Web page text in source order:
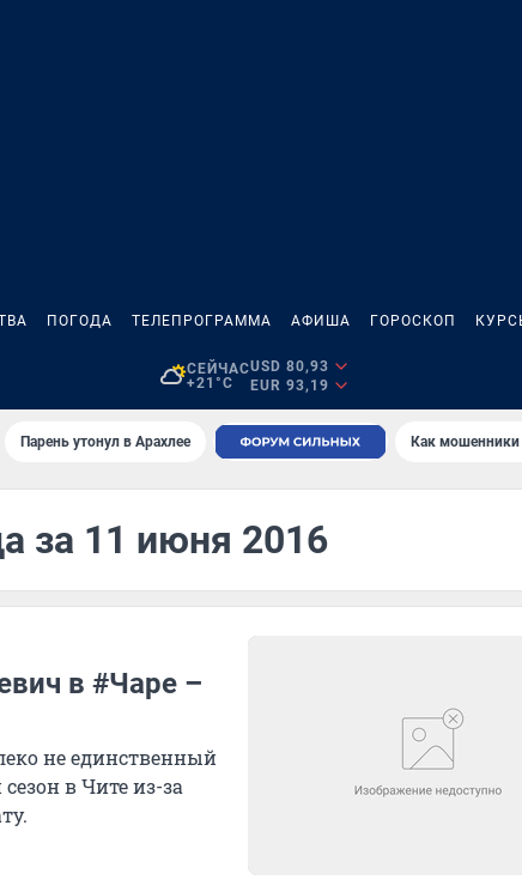
ПОГОДА ТЕЛЕПРОГРАММА АФИША ГОРОСКОП
СЕЙЧАС
+21°C
USD 80,93
EUR 93,19
Парень утонул в Арахлее Как
за 11 июня 2016
в #Чаре –
не единственный
в Чите из-за